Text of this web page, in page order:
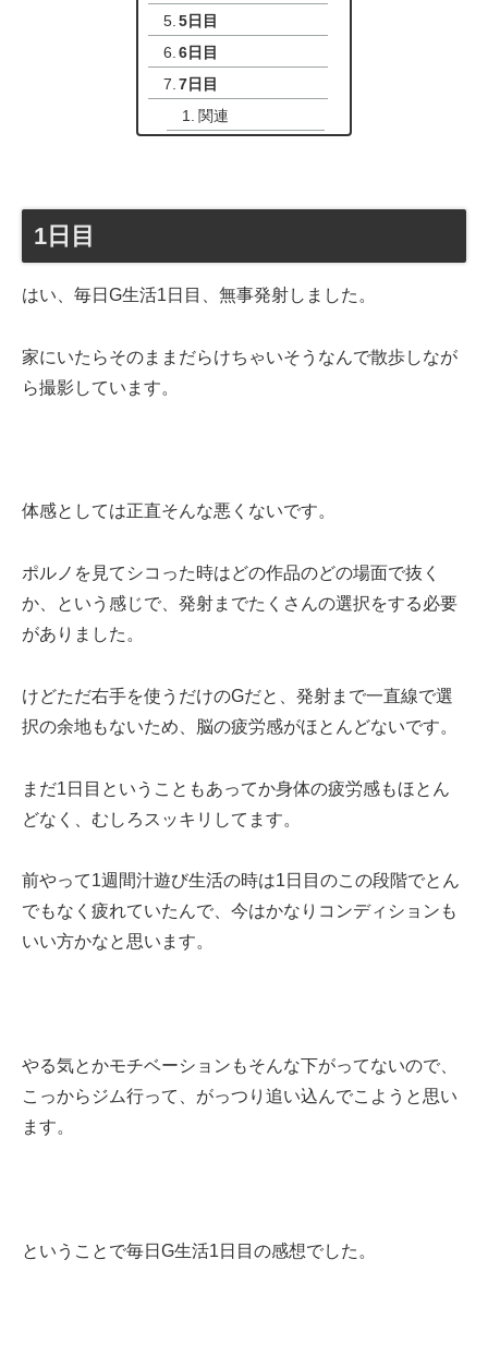
5日目
6日目
7日目
関連
1日目
はい、毎日G生活1日目、無事発射しました。
家にいたらそのままだらけちゃいそうなんで散歩しなが
ら撮影しています。
体感としては正直そんな悪くないです。
ポルノを見てシコった時はどの作品のどの場面で抜く
か、という感じで、発射までたくさんの選択をする必要
がありました。
けどただ右手を使うだけのGだと、発射まで一直線で選
択の余地もないため、脳の疲労感がほとんどないです。
まだ1日目ということもあってか身体の疲労感もほとん
どなく、むしろスッキリしてます。
前やって1週間汁遊び生活の時は1日目のこの段階でとん
でもなく疲れていたんで、今はかなりコンディションも
いい方かなと思います。
やる気とかモチベーションもそんな下がってないので、
こっからジム行って、がっつり追い込んでこようと思い
ます。
ということで毎日G生活1日目の感想でした。